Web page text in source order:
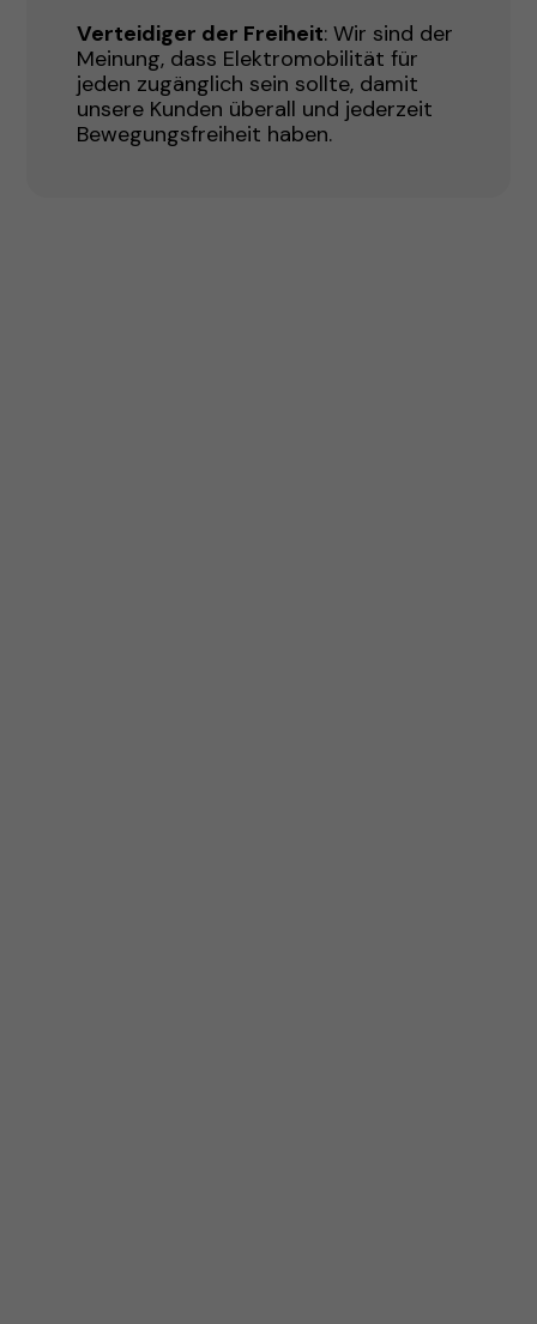
Verteidiger der Freiheit: Wir sind der
Meinung, dass Elektromobilität für
jeden zugänglich sein sollte, damit
unsere Kunden überall und jederzeit
Bewegungsfreiheit haben.